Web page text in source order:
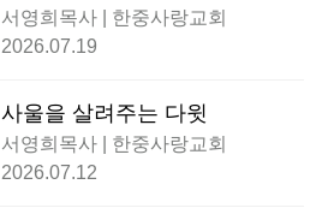
서영희목사 | 한중사랑교회
2026.07.19
사울을 살려주는 다윗
서영희목사 | 한중사랑교회
2026.07.12